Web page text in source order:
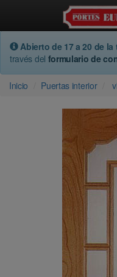
Abierto de 17 a 20 de la
través del formulario de
Inicio Puertas interior